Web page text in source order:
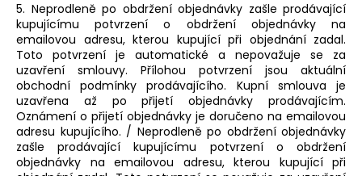
5. Neprodleně po obdržení objednávky zašle prodávající
kupujícímu potvrzení o obdržení objednávky na
emailovou adresu, kterou kupující při objednání zadal.
Toto potvrzení je automatické a nepovažuje se za
uzavření smlouvy. Přílohou potvrzení jsou aktuální
obchodní podmínky prodávajícího. Kupní smlouva je
uzavřena až po přijetí objednávky prodávajícím.
Oznámení o přijetí objednávky je doručeno na emailovou
adresu kupujícího. / Neprodleně po obdržení objednávky
zašle prodávající kupujícímu potvrzení o obdržení
objednávky na emailovou adresu, kterou kupující při